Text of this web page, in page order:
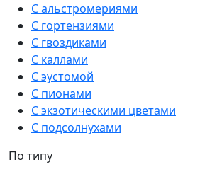
С альстромериями
С гортензиями
С гвоздиками
С каллами
С эустомой
С пионами
С экзотическими цветами
С подсолнухами
По типу